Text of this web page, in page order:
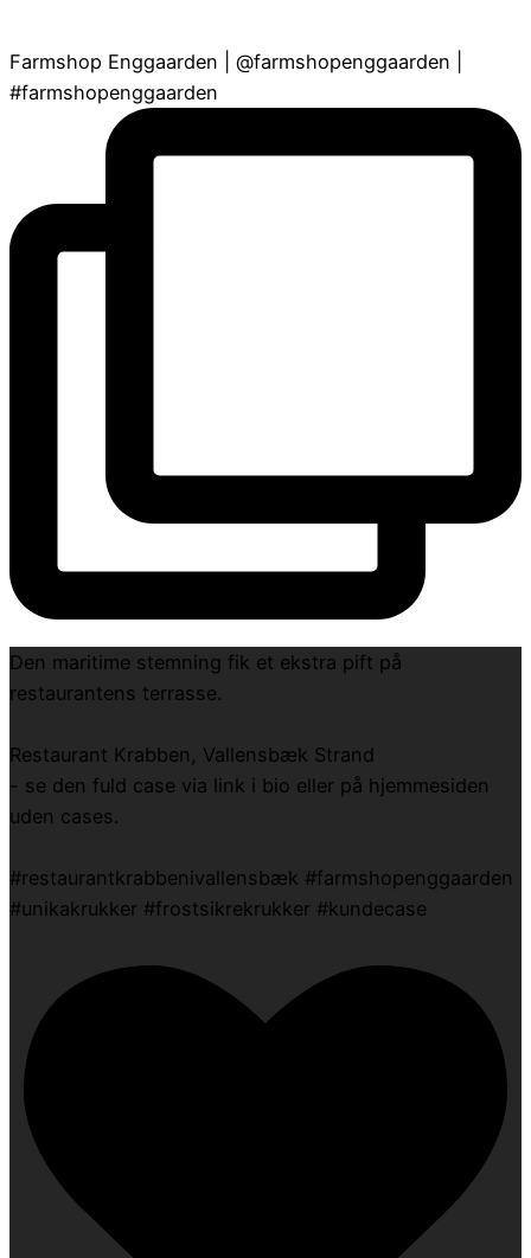
Farmshop Enggaarden | @farmshopenggaarden |
#farmshopenggaarden
Den maritime stemning fik et ekstra pift på
restaurantens terrasse.
Restaurant Krabben, Vallensbæk Strand
- se den fuld case via link i bio eller på hjemmesiden
uden cases.
#restaurantkrabbenivallensbæk #farmshopenggaarden
#unikakrukker #frostsikrekrukker #kundecase